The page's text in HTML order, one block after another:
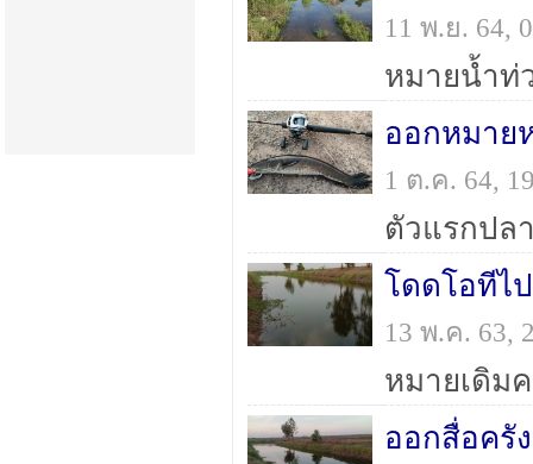
11 พ.ย. 64,
หมายน้ำท่
ออกหมาย
1 ต.ค. 64,
ตัวแรกปล
โดดโอทีไ
13 พ.ค. 63,
หมายเดิม